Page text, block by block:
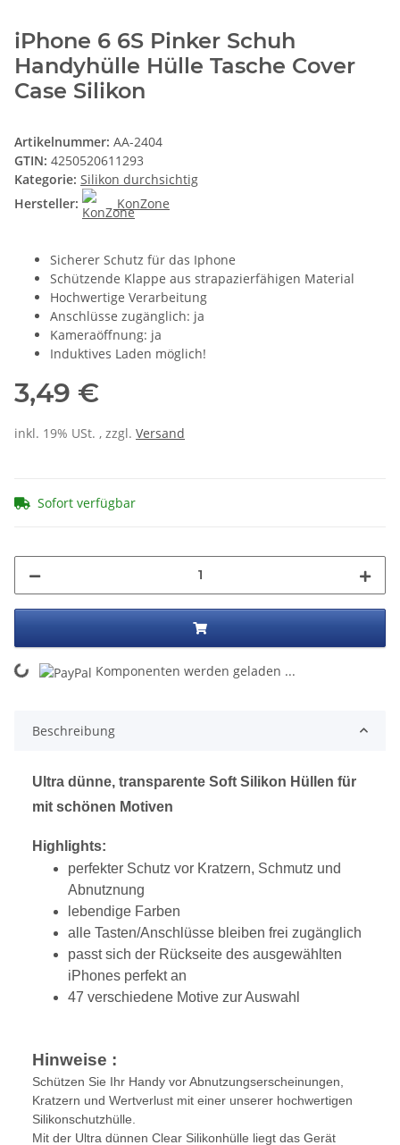
iPhone 6 6S Pinker Schuh
Handyhülle Hülle Tasche Cover
Case Silikon
Artikelnummer: AA-2404
GTIN: 4250520611293
Kategorie: Silikon durchsichtig
Hersteller:
KonZone
Sicherer Schutz für das Iphone
Schützende Klappe aus strapazierfähigen Material
Hochwertige Verarbeitung
Anschlüsse zugänglich: ja
Kameraöffnung: ja
Induktives Laden möglich!
3,49 €
inkl. 19% USt. , zzgl. Versand
Sofort verfügbar
Komponenten werden geladen ...
Beschreibung
Ultra dünne, transparente Soft Silikon Hüllen für
mit schönen Motiven
Highlights:
perfekter Schutz vor Kratzern, Schmutz und
Abnutznung
lebendige Farben
alle Tasten/Anschlüsse bleiben frei zugänglich
passt sich der Rückseite des ausgewählten
iPhones perfekt an
47 verschiedene Motive zur Auswahl
Hinweise :
Schützen Sie Ihr Handy vor Abnutzungserscheinungen,
Kratzern und Wertverlust mit einer unserer hochwertigen
Silikonschutzhülle.
Mit der Ultra dünnen Clear Silikonhülle liegt das Gerät